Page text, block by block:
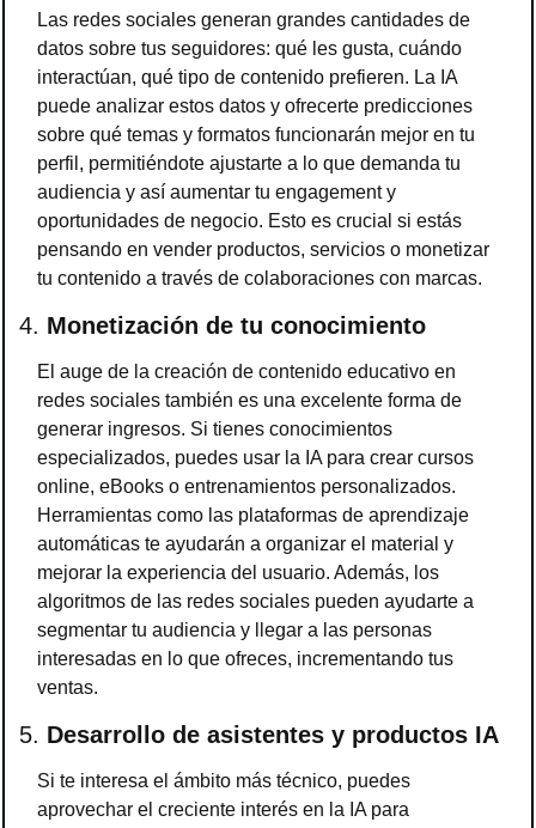
Las redes sociales generan grandes cantidades de
datos sobre tus seguidores: qué les gusta, cuándo
interactúan, qué tipo de contenido prefieren. La IA
puede analizar estos datos y ofrecerte predicciones
sobre qué temas y formatos funcionarán mejor en tu
perfil, permitiéndote ajustarte a lo que demanda tu
audiencia y así aumentar tu engagement y
oportunidades de negocio. Esto es crucial si estás
pensando en vender productos, servicios o monetizar
tu contenido a través de colaboraciones con marcas.
4. Monetización de tu conocimiento
El auge de la creación de contenido educativo en
redes sociales también es una excelente forma de
generar ingresos. Si tienes conocimientos
especializados, puedes usar la IA para crear cursos
online, eBooks o entrenamientos personalizados.
Herramientas como las plataformas de aprendizaje
automáticas te ayudarán a organizar el material y
mejorar la experiencia del usuario. Además, los
algoritmos de las redes sociales pueden ayudarte a
segmentar tu audiencia y llegar a las personas
interesadas en lo que ofreces, incrementando tus
ventas.
5. Desarrollo de asistentes y productos IA
Si te interesa el ámbito más técnico, puedes
aprovechar el creciente interés en la IA para